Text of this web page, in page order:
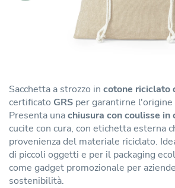
Sacchetta a strozzo in cotone riciclato
certificato GRS per garantirne
Presenta unachiusura con coulisse in
cucite con cura, con etichetta esterna
provenienza del materiale riciclato.
di piccoli oggetti e per il packaging
come gadget promozionale per
sostenibilità.